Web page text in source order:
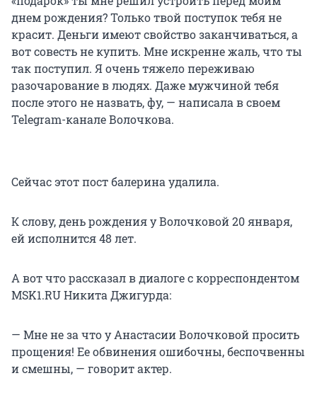
днем рождения? Только твой поступок тебя не
красит. Деньги имеют свойство заканчиваться, а
вот совесть не купить. Мне искренне жаль, что ты
так поступил. Я очень тяжело переживаю
разочарование в людях. Даже мужчиной тебя
после этого не назвать, фу, — написала в своем
Telegram-канале Волочкова.
Сейчас этот пост балерина удалила.
К слову, день рождения у Волочковой 20 января,
ей исполнится 48 лет.
А вот что рассказал в диалоге с корреспондентом
MSK1.RU Никита Джигурда:
— Мне не за что у Анастасии Волочковой просить
прощения! Ее обвинения ошибочны, беспочвенны
и смешны, — говорит актер.